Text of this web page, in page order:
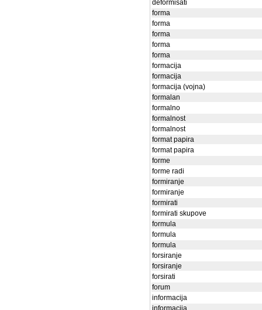
deformisati
forma
forma
forma
forma
forma
formacija
formacija
formacija (vojna)
formalan
formalno
formalnost
formalnost
format papira
format papira
forme
forme radi
formiranje
formiranje
formirati
formirati skupove
formula
formula
formula
forsiranje
forsiranje
forsirati
forum
informacija
informacija